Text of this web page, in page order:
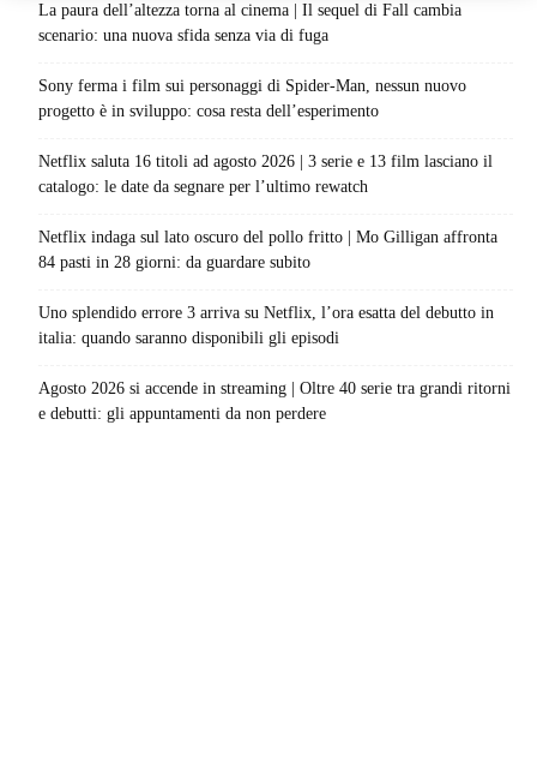
La paura dell’altezza torna al cinema | Il sequel di Fall cambia
scenario: una nuova sfida senza via di fuga
Sony ferma i film sui personaggi di Spider-Man, nessun nuovo
progetto è in sviluppo: cosa resta dell’esperimento
Netflix saluta 16 titoli ad agosto 2026 | 3 serie e 13 film lasciano il
catalogo: le date da segnare per l’ultimo rewatch
Netflix indaga sul lato oscuro del pollo fritto | Mo Gilligan affronta
84 pasti in 28 giorni: da guardare subito
Uno splendido errore 3 arriva su Netflix, l’ora esatta del debutto in
italia: quando saranno disponibili gli episodi
Agosto 2026 si accende in streaming | Oltre 40 serie tra grandi ritorni
e debutti: gli appuntamenti da non perdere